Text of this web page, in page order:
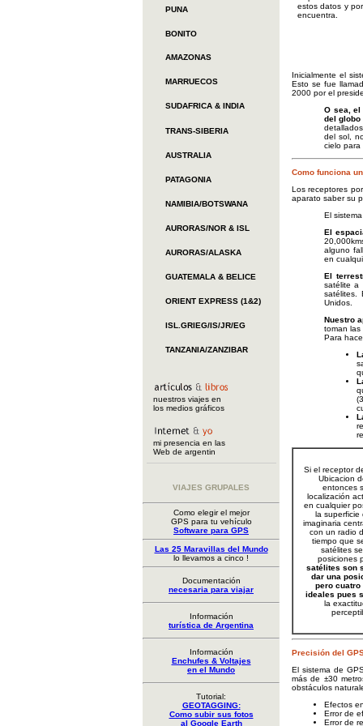
PUNA
BONITO
AMAZONAS
MARRUECOS
SUDAFRICA & INDIA
TRANS-SIBERIA
AUSTRALIA
PATAGONIA
NAMIBIA/BOTSWANA
AURORAS/NOR & ISL
AURORAS/ALASKA
GUATEMALA & BELICE
ORIENT EXPRESS (1&2)
ISL.GRIEG/IS/JR/EG
TANZANIA/ZANZIBAR
nuestros viajes en
los medios gráficos
mi presencia en las
Web de argentin
VIAJES GRUPALES
Como elegir el mejor
GPS para tu vehículo
Software para GPS
Las 25 Maravillas del Mundo
lo llevamos a cinco !
Documentación
necesaria para viajar
Información
turística de Argentina
Información
Enchufes & Voltajes
en el Mundo
Tutorial:
GEOTAGGING:
Como subir sus fotos
al Google Earth
estos datos y
encuentra.
Inicialmente el
Esto se fue
2000 por el
O sea, el
del
del sol,
cielo para
Como funciona
Los receptores
aparato saber su
El
El
alguno
en
El
satélite a
satélites.
Unidos.
Nuestro
toman las
Para
Si el receptor
Ubicacion
entonces
localización
en cualquier
la superficie
imaginaria
con un radio
tiempo que
satélites
posiciones
satélites son
dar una
pero
ideales pues
la
Precisión del
El sistema de
más de ±30
obstáculos
Efectos
Error de
Error de